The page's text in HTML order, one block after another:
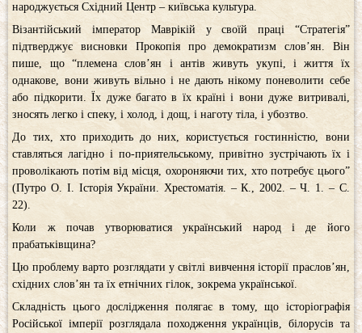
народжується Східний Центр – київська культура.
Візантійський імператор Маврікій у своїй праці “Стратегія”
підтверджує висновки Прокопія про демократизм слов’ян. Він
пише, що “племена слов’ян і антів живуть укупі, і життя їх
однакове, вони живуть вільно і не дають нікому поневолити себе
або підкорити. Їх дуже багато в їх країні і вони дуже витривалі,
зносять легко і спеку, і холод, і дощ, і наготу тіла, і убозтво.
До тих, хто приходить до них, користується гостинністю, вони
ставляться лагідно і по-приятельському, привітно зустрічають їх і
проволікають потім від місця, охороняючи тих, хто потребує цього”
(Путро О. І. Історія України. Хрестоматія. – К., 2002. – Ч. 1. – С.
22).
Коли ж почав утворюватися український народ і де його
прабатьківщина?
Цю проблему варто розглядати у світлі вивчення історії праслов’ян,
східних слов’ян та їх етнічних гілок, зокрема української.
Складність цього дослідження полягає в тому, що історіографія
Російської імперії розглядала походження українців, білорусів та